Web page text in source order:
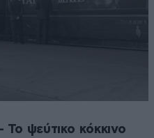
ψεύτικο κόκκινο